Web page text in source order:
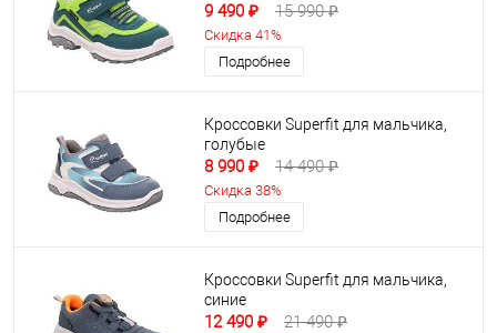
9 490 ₽ 15 990 ₽
Скидка 41%
Подробнее
Кроссовки Superfit для мальчика,
голубые
8 990 ₽ 14 490 ₽
Скидка 38%
Подробнее
Кроссовки Superfit для мальчика,
синие
12 490 ₽ 21 490 ₽